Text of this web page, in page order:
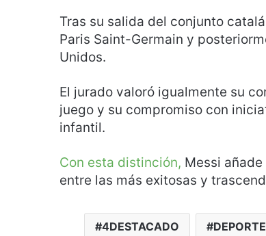
Tras su salida del conjunto
Paris Saint-Germain y
Unidos.
El jurado valoró igualmente su
juego y su compromiso con
infantil.
Con esta distinción, Messi
entre las más exitosas y
4DESTACADO